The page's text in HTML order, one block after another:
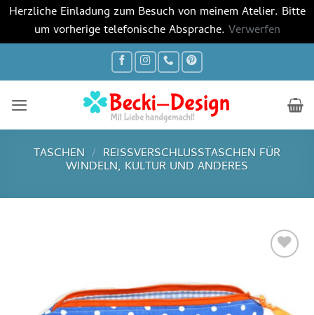
Herzliche Einladung zum Besuch von meinem Atelier. Bitte
um vorherige telefonische Absprache. Verwerfen
TASCHEN / REISSVERSCHLUSSTASCHEN FÜR W
INDELN, KULTUR UND ANDERES
Wunschliste